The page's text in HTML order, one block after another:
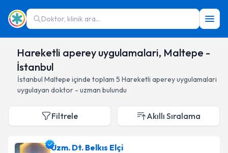
Doktor, klinik ara...
Hareketli aperey uygulamalari, Maltepe -
İstanbul
İstanbul Maltepe içinde toplam 5 Hareketli aperey uygulamalari
uygulayan doktor - uzman bulundu
Filtrele Akıllı Sıralama
Uzm. Dt. Belkıs Elçi